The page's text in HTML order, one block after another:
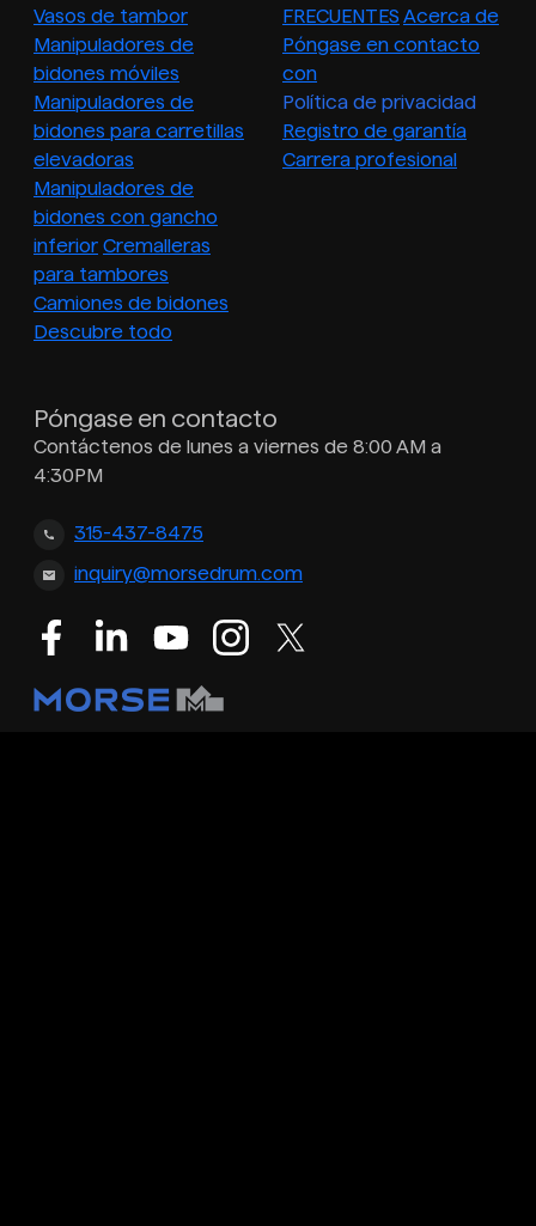
Vasos de tambor
Manipuladores de
bidones móviles
Manipuladores de
bidones para carretillas
elevadoras
Manipuladores de
bidones con gancho
inferior Cremalleras
para tambores
Camiones de bidones
Descubre todo
FRECUENTES Acerca de
Póngase en contacto
con
Política de privacidad
Registro de garantía
Carrera profesional
Póngase en contacto
Contáctenos de lunes a viernes de 8:00 AM a
4:30PM
315-437-8475
inquiry@morsedrum.com